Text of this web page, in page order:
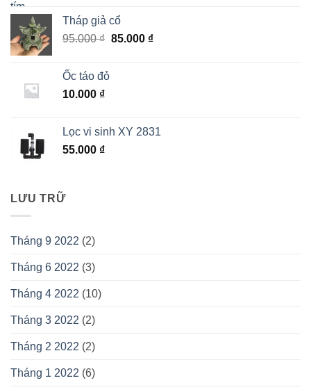
Tháp giả cổ
95.000₫ Giá
85.000 ₫Giá
Ốc táo đỏ
10.000 ₫
Lọc vi sinh XY 2831
55.000 ₫
LƯU TRỮ
Tháng 9 2022 (2)
Tháng 6 2022 (3)
Tháng 4 2022 (10)
Tháng 3 2022 (2)
Tháng 2 2022 (2)
Tháng 1 2022 (6)